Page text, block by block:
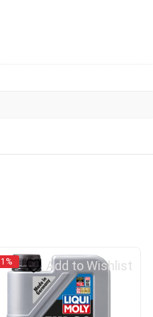
Add to Wishlist